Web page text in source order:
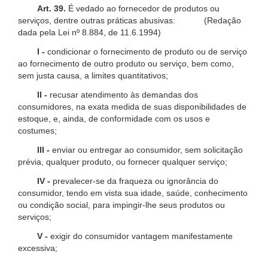
Art. 39. É vedado ao fornecedor de produtos ou
serviços, dentre outras práticas abusivas: (Redação
dada pela Lei nº 8.884, de 11.6.1994)
I - condicionar o fornecimento de produto ou de serviço
ao fornecimento de outro produto ou serviço, bem como,
sem justa causa, a limites quantitativos;
II - recusar atendimento às demandas dos
consumidores, na exata medida de suas disponibilidades de
estoque, e, ainda, de conformidade com os usos e
costumes;
III - enviar ou entregar ao consumidor, sem solicitação
prévia, qualquer produto, ou fornecer qualquer serviço;
IV - prevalecer-se da fraqueza ou ignorância do
consumidor, tendo em vista sua idade, saúde, conhecimento
ou condição social, para impingir-lhe seus produtos ou
serviços;
V - exigir do consumidor vantagem manifestamente
excessiva;